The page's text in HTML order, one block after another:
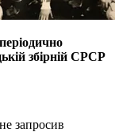
збірній СРСР
запросив